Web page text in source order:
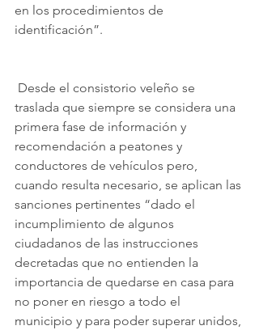
en los procedimientos de
identificación”.
traslada que siempre se considera una
primera fase de información y
recomendación a peatones y
conductores de vehículos pero,
cuando resulta necesario, se aplican las
sanciones pertinentes “dado el
incumplimiento de algunos
ciudadanos de las instrucciones
decretadas que no entienden la
importancia de quedarse en casa para
no poner en riesgo a todo el
municipio y para poder superar unidos,